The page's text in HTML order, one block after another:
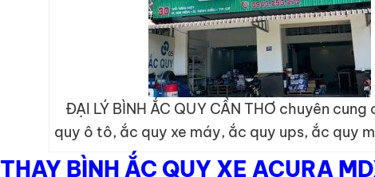
ĐẠI LÝ BÌNH ẮC QUY CẦN THƠ chuyên
quy ô tô, ắc quy xe máy, ắc quy ups, ắc quy
THAY BÌNH ẮC QUY XE ACURA